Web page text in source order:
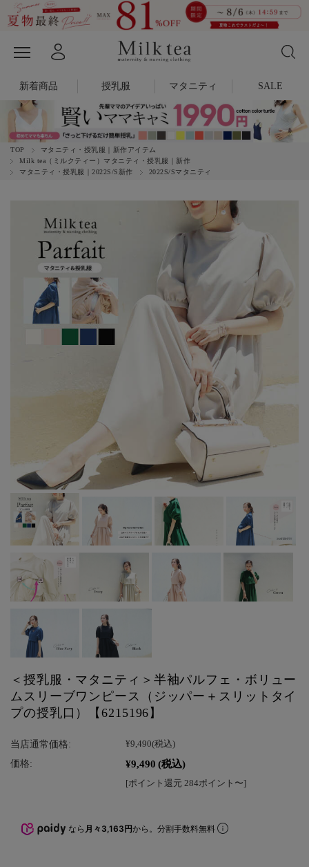
新着商品 授乳服 マタニティ SALE
TOP
マタニティ・授乳服｜新作アイテム
Milk tea（ミルクティー）マタニティ・授乳服｜新作
マタニティ・授乳服｜2022S/S新作
2022S/Sマタニティ
＜授乳服・マタニティ＞半袖パルフェ・ボリュー
ムスリーブワンピース（ジッパー＋スリットタイ
プの授乳口）【6215196】
当店通常価格: ¥9,490(税込)
価格: ¥9,490 (税込)
[ポイント還元 284ポイント〜]
なら 月々3,163円から。分割手数料無料